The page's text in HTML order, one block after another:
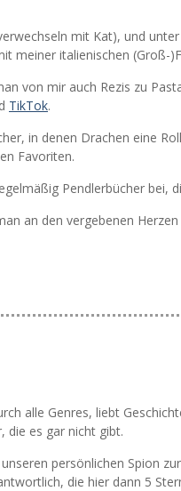
mit Kat), und
meiner italienischen (Groß-
von mir auch Rezis zu
TikTok.
in denen Drachen eine
Favoriten.
Pendlerbücher bei,
an den vergebenen
alle Genres, liebt
die es gar nicht gibt.
persönlichen Spion
die hier dann 5